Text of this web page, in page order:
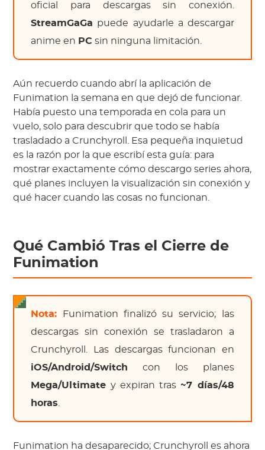
oficial para descargas sin conexión.
StreamGaGa puede ayudarle a descargar
anime en PC sin ninguna limitación.
Aún recuerdo cuando abrí la aplicación de
Funimation la semana en que dejó de funcionar.
Había puesto una temporada en cola para un
vuelo, solo para descubrir que todo se había
trasladado a Crunchyroll. Esa pequeña inquietud
es la razón por la que escribí esta guía: para
mostrar exactamente cómo descargo series ahora,
qué planes incluyen la visualización sin conexión y
qué hacer cuando las cosas no funcionan.
Qué Cambió Tras el Cierre de
Funimation
Nota: Funimation finalizó su servicio; las
descargas sin conexión se trasladaron a
Crunchyroll. Las descargas funcionan en
iOS/Android/Switch con los planes
Mega/Ultimate y expiran tras~7 días/48
horas
Funimation ha desaparecido; Crunchyroll es ahora